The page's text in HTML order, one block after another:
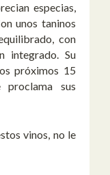
especias,
unos taninos
con
integrado. Su
próximos 15
sus
vinos, no le